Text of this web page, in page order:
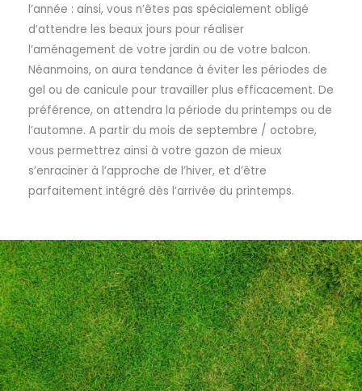
l’année : ainsi, vous n’êtes pas spécialement obligé
d’attendre les beaux jours pour réaliser
l’aménagement de votre jardin ou de votre balcon.
Néanmoins, on aura tendance à éviter les périodes de
gel ou de canicule pour travailler plus efficacement. De
préférence, on attendra la période du printemps ou de
l’automne. A partir du mois de septembre / octobre,
vous permettrez ainsi à votre gazon de mieux
s’enraciner à l’approche de l’hiver, et d’être
parfaitement intégré dès l’arrivée du printemps.